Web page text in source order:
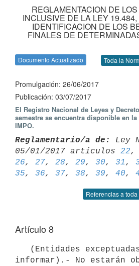
REGLAMENTACION DE
INCLUSIVE DE LA LEY
IDENTIFICACION DE LOS
FINALES DE
Documento Actualizado Toda la
Promulgación: 26/06/2017
Publicación: 03/07/2017
El Registro Nacional de Leyes y
semestre se encuentra disponible en la
IMPO.
Reglamentario/a de:
Ley
05/01/2017 artículos 22,
26, 27, 28, 29, 30, 31 ,
35, 36, 37, 38, 39, 40,
Referencias a
Artículo 8
informar).- No estarán